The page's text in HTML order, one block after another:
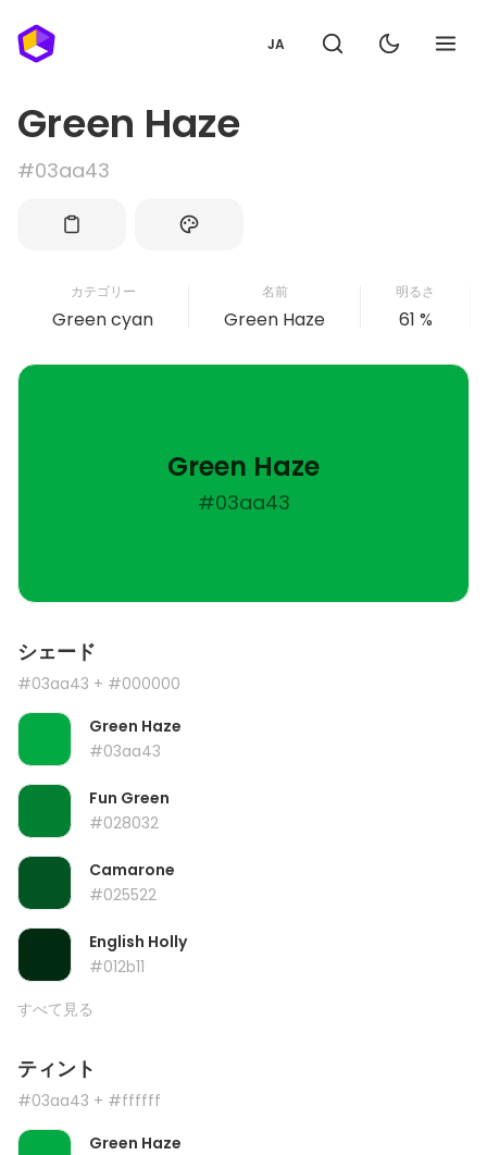
JA
Green Haze
#03aa43
カテゴリー
Green cyan
名前
Green Haze
明るさ
61 %
Green Haze
#03aa43
シェード
#03aa43 + #000000
Green Haze
#03aa43
Fun Green
#028032
Camarone
#025522
English Holly
#012b11
すべて見る
ティント
#03aa43 + #ffffff
Green Haze